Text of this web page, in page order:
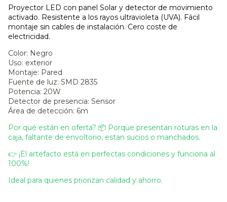
Proyector LED con panel Solar y detector de movimiento
activado. Resistente a los rayos ultravioleta (UVA). Fácil
montaje sin cables de instalación. Cero coste de
electricidad.
Color: Negro
Uso: exterior
Montaje: Pared
Fuente de luz: SMD 2835
Potencia: 20W
Detector de presencia: Sensor
Área de detección: 6m
Por qué están en oferta? 📦 Porque presentan roturas en la
caja, faltante de envoltorio, estan sucios o manchados.
👉 ¡El artefacto está en perfectas condiciones y funciona al
100%!
Ideal para quienes priorizan calidad y ahorro.